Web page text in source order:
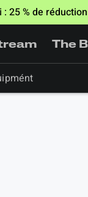
: 25 % de
The